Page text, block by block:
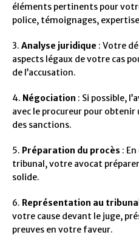
éléments pertinents pour
police, témoignages,
3. Analyse juridique : Votre
aspects légaux de votre cas
de l’accusation.
4. Négociation : Si possible,
avec le procureur pour
des sanctions.
5. Préparation du procès :
tribunal, votre avocat
solide.
6. Représentation au tribunal
votre cause devant le juge,
preuves en votre faveur.